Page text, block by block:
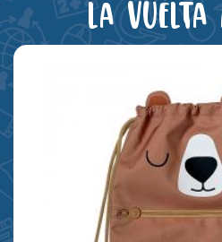
la vuelta